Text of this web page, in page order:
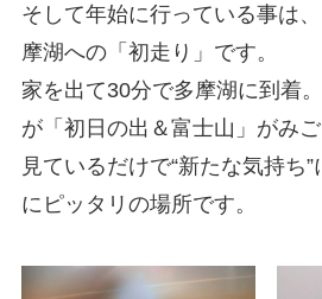
そして年始に行っている事は
摩湖への「初走り」です。
家を出て30分で多摩湖に到着
が「初日の出＆富士山」がみご
見ているだけで“新たな気持ち”
にピッタリの場所です。